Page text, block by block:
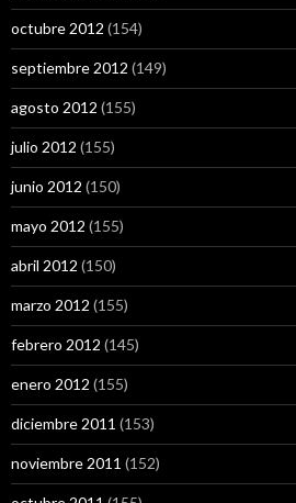
octubre 2012 (154)
septiembre 2012 (149)
agosto 2012 (155)
julio 2012 (155)
junio 2012 (150)
mayo 2012 (155)
abril 2012 (150)
marzo 2012 (155)
febrero 2012 (145)
enero 2012 (155)
diciembre 2011 (153)
noviembre 2011 (152)